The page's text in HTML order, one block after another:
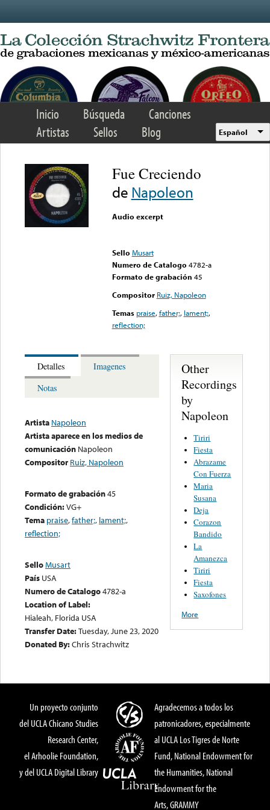
Inicio Búsqueda
Canciones
Artistas
Sellos Blog Español
Fue Creciendo
de Napoleon
Audio excerpt
Sello Musart
Numero de Catalogo 4782-a
Formato de grabación 45
Compositor Ruiz, Napoleon
Temas praise,father;, lament;,
reflection;
Detalles
Imagenes
Notas
Artista Napoleon
Artista aparece en los medios de
comunicación Napoleon
Compositor Ruiz, Napoleon
Formato de grabación45
Condición:VG+
Tema praise,father;, lament;,
reflection;
SelloMusart
País USA
Numero de Catalogo4782-a
Location of Label:
Hialeah, Florida USA
Transfer Date:Tuesday, June 23, 2020
Donated By:Chris Strachwitz
Other
Recordings
by
Napoleon
Tiriri
Fiesta
Abrazame
Con Fuerza
Maria
Susana
Deja
Corazon
Bandido
La
Amanezca
Tiriri
Fiesta
Saxofones
More
Un proyecto conjunto
del UCLA Chicano Studies
Research Center,
el Arhoolie Foundation,
y del UCLA Digital Library
Agradecemos a todos los
patronicadores, especialmente
al UCLA Los Tigres de Norte
Fund, National Endowment for
the Humanities, National
Endowment for the
Arts, GRAMMY